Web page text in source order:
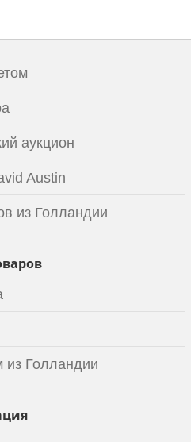
аукцион
Austin
из Голландии
из Голландии